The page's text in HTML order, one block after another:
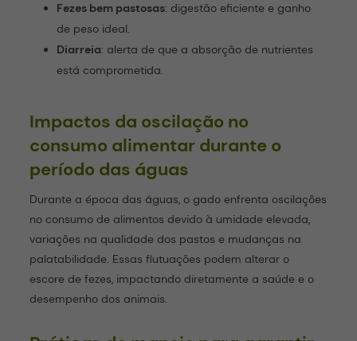
Fezes bem pastosas: digestão eficiente e ganho
de peso ideal.
Diarreia: alerta de que a absorção de nutrientes
está comprometida.
Impactos da oscilação no
consumo alimentar durante o
período das águas
Durante a época das águas, o gado enfrenta oscilações
no consumo de alimentos devido à umidade elevada,
variações na qualidade dos pastos e mudanças na
palatabilidade. Essas flutuações podem alterar o
escore de fezes, impactando diretamente a saúde e o
desempenho dos animais.